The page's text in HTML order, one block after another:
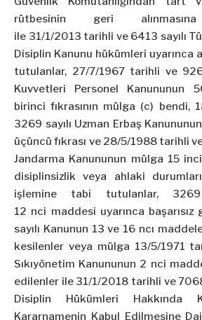
rütbesinin geri alınmasına
ile 31/1/2013 tarihli ve 6413 sayılı
Disiplin Kanunu hükümleri uyarınca
tutulanlar, 27/7/1967 tarihli ve 926
Kuvvetleri Personel Kanununun
birinci fıkrasının mülga (c) bendi,
3269 sayılı Uzman Erbaş
üçüncü fıkrası ve 28/5/1988 tarihli
Jandarma Kanununun mülga 15
disiplinsizlik veya ahlaki
işlemine tabi tutulanlar, 3269
12 nci maddesi uyarınca
sayılı Kanunun 13 ve 16 ncı
kesilenler veya mülga 13/5/1971
Sıkıyönetim Kanununun 2 nci
edilenler ile 31/1/2018 tarihli ve 7068
Disiplin Hükümleri Hakkında
Kararnamenin Kabul Edilmesine